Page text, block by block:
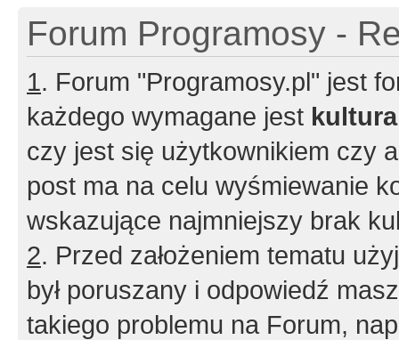
Forum Programosy -
1. Forum "Programosy.pl" jest
każdego wymagane jest
czy jest się użytkownikiem czy
post ma na celu wyśmiewanie
wskazujące najmniejszy brak
2. Przed założeniem tematu
był poruszany i odpowiedź
takiego problemu na Forum,